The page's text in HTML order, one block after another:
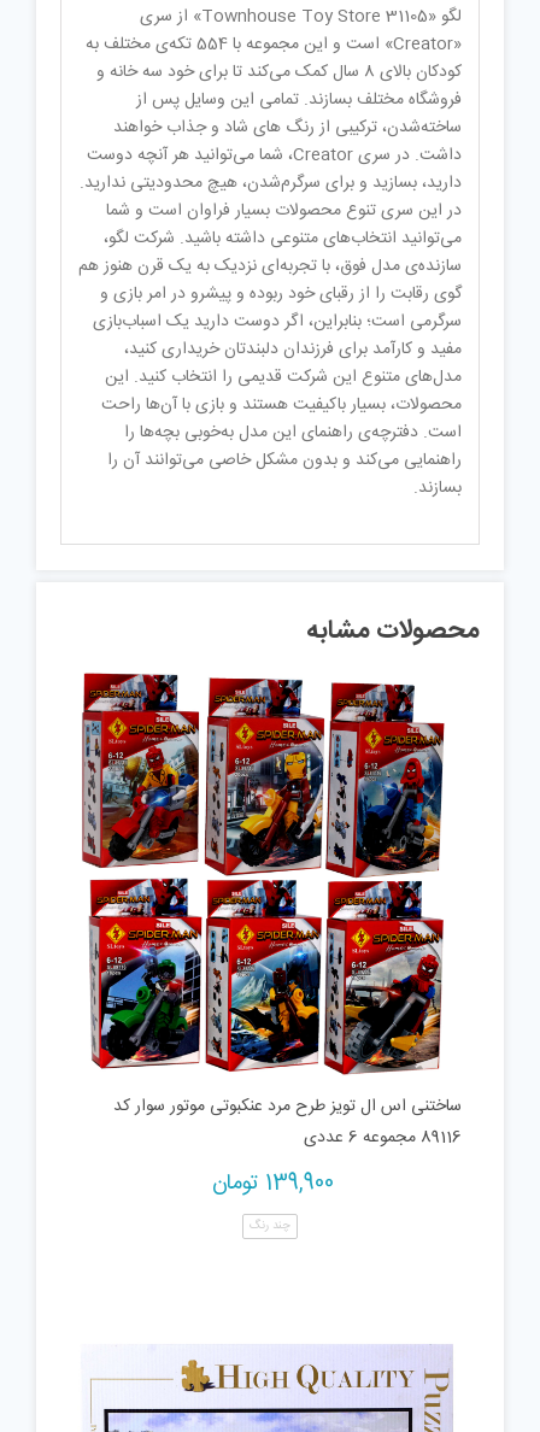
لگو «Townhouse Toy Store 31105» از سری
«Creator» است و این مجموعه با 554 تکه‌ی مختلف به
کودکان بالای 8 سال کمک می‌کند تا برای خود سه خانه و
فروشگاه مختلف بسازند. تمامی این وسایل پس از
ساخته‌شدن، ترکیبی از رنگ های شاد و جذاب خواهند
داشت. در سری Creator، شما می‌توانید هر آنچه دوست
دارید، بسازید و برای سرگرم‌شدن، هیچ محدودیتی ندارید.
در این سری تنوع محصولات بسیار فراوان است و شما
می‌توانید انتخاب‌های متنوعی داشته باشید. شرکت لگو،
سازنده‌ی مدل فوق، با تجربه‌ای نزدیک به یک قرن هنوز هم
گوی رقابت را از رقبای خود ربوده و پیشرو در امر بازی و
سرگرمی است؛ بنابراین، اگر دوست دارید یک اسباب‌بازی
مفید و کارآمد برای فرزندان دلبندتان خریداری کنید،
مدل‌های متنوع این شرکت قدیمی را انتخاب کنید. این
محصولات، بسیار باکیفیت هستند و بازی با آن‌ها راحت
است. دفترچه‌ی راهنمای این مدل به‌خوبی بچه‌ها را
راهنمایی می‌کند و بدون مشکل خاصی می‌توانند آن را
بسازند.
محصولات مشابه
ساختنی اس ال تویز طرح مرد عنکبوتی موتور سوار کد
89116 مجموعه 6 عددی
139,900 تومان
چند رنگ